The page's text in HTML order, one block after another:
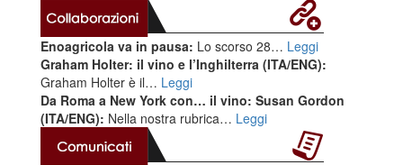
Enoagricola va in pausa: Lo scorso 28… Leggi
Graham Holter: il vino e l’Inghilterra (ITA/ENG):
Graham Holter è il… Leggi
Da Roma a New York con… il vino: Susan Gordon
(ITA/ENG): Nella nostra rubrica… Leggi